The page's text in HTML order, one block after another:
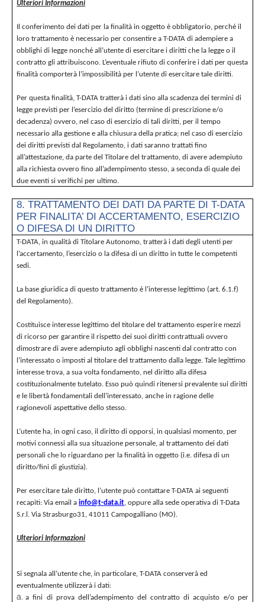
Ulteriori Informazioni
Il conferimento dei dati per la finalità in oggetto è obbligatorio, perché il
loro trattamento è necessario per consentire a T-DATA di adempiere a
obblighi di legge nonché all’utente di esercitare i diritti che la legge o il
contratto gli attribuiscono. L’eventuale rifiuto di conferire i dati per questa
finalità comporterà l’impossibilità per l’utente di esercitare tale diritti.
Per questa finalità, T-DATA tratterà i dati sino alla scadenza dei termini di
legge previsti per l’esercizio del diritto (termine di prescrizione e/o
decadenza) ovvero, nel caso di esercizio di tali diritti, per il tempo
necessario alla gestione e alla chiusura della pratica; nel caso di esercizio
dei diritti previsti dal Regolamento, i dati saranno trattati fino
all’attestazione, da parte del Titolare del trattamento, di avere adempiuto
alla richiesta ovvero fino all’adempimento stesso, a seconda di quale dei
due eventi si verifichi per ultimo.
8. TRATTAMENTO DEI DATI DA PARTE DI T-DATA
PER FINALITA’ DI ACCERTAMENTO, ESERCIZIO
O DIFESA DI UN DIRITTO
T-DATA, in qualità di Titolare Autonomo, tratterà i dati degli utenti per
l’accertamento, l’esercizio o la difesa di un diritto in tutte le competenti
sedi.
La base giuridica di questo trattamento è l’interesse legittimo (art. 6.1.f)
del Regolamento).
Costituisce interesse legittimo del titolare del trattamento esperire mezzi
di ricorso per garantire il rispetto dei suoi diritti contrattuali ovvero
dimostrare di avere adempiuto agli obblighi nascenti dal contratto con
l’interessato o imposti al titolare del trattamento dalla legge. Tale legittimo
interesse trova, a sua volta fondamento, nel diritto alla difesa
costituzionalmente tutelato. Esso può quindi ritenersi prevalente sui diritti
e le libertà fondamentali dell’interessato, anche in ragione delle
ragionevoli aspettative dello stesso.
L’utente ha, in ogni caso, il diritto di opporsi, in qualsiasi momento, per
motivi connessi alla sua situazione personale, al trattamento dei dati
personali che lo riguardano per la finalità in oggetto (i.e. difesa di un
diritto/fini di giustizia).
Per esercitare tale diritto, l’utente può contattare T-DATA ai seguenti
recapiti: Via email ainfo@t-data.it, oppure alla sede operativa di T-Data
S.r.l. Via Strasburgo31, 41011 Campogalliano (MO).
Ulteriori Informazioni
Si segnala all’utente che, in particolare, T-DATA conserverà ed
eventualmente utilizzerà i dati:
a fini di prova dell’adempimento del contratto di acquisto e/o per